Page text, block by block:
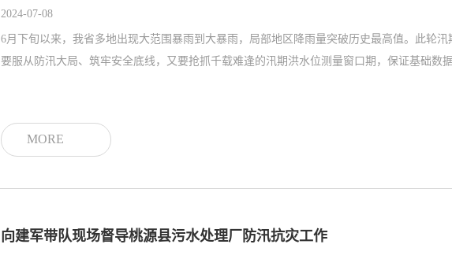
2024-07-08
6月下旬以来，我省多地出现大范围暴雨到大暴雨，局部地区降雨量突破历史最高值。此轮
要服从防汛大局、筑牢安全底线，又要抢抓千载难逢的汛期洪水位测量窗口期，保证基础数
MORE
向建军带队现场督导桃源县污水处理厂防汛抗灾工作